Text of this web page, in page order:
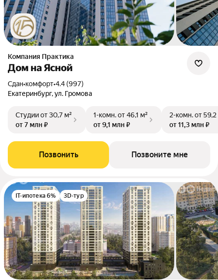
Компания Практика
Дом на Ясной
Сдан•комфорт•4.4 (997)
Екатеринбург, ул. Громова
Студииот 30,7 м²
от 7 млн ₽
1-комн.от 46,1 м²
от 9,1 млн ₽
2-комн.от 59,2
от 11,3 млн ₽
Позвонить Позвоните мне
IT-ипотека 6% 3D-тур